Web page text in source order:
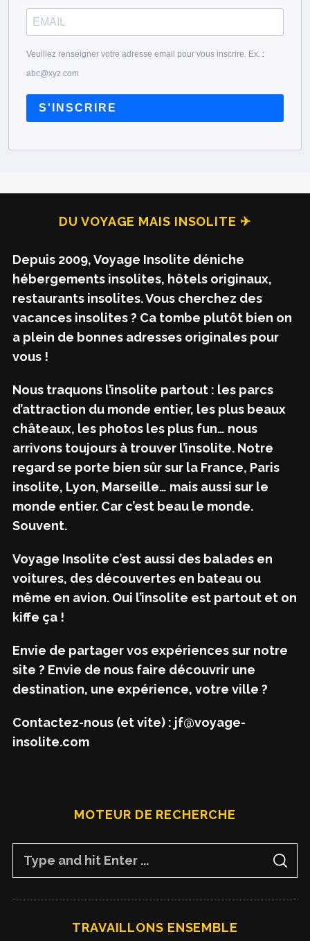
Veuillez renseigner votre adresse email pour vous inscrire. Ex. :
abc@xyz.com
S'INSCRIRE
DU VOYAGE MAIS INSOLITE ✈
Depuis 2009, Voyage Insolite déniche
hébergements insolites, hôtels originaux,
restaurants insolites. Vous cherchez des
vacances insolites ? Ca tombe plutôt bien on
a plein de bonnes adresses originales pour
vous !
Nous traquons l’insolite partout : les parcs
d’attraction du monde entier, les plus beaux
châteaux, les photos les plus fun… nous
arrivons toujours à trouver l’insolite. Notre
regard se porte bien sûr sur la France, Paris
insolite, Lyon, Marseille… mais aussi sur le
monde entier. Car c’est beau le monde.
Souvent.
Voyage Insolite c’est aussi des balades en
voitures, des découvertes en bateau ou
même en avion. Oui l’insolite est partout et on
kiffe ça !
Envie de partager vos expériences sur notre
site ? Envie de nous faire découvrir une
destination, une expérience, votre ville ?
Contactez-nous (et vite) : jf@voyage-
insolite.com
MOTEUR DE RECHERCHE
S
A
C
TRAVAILLONS ENSEMBLE